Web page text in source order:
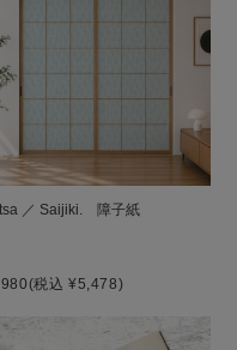
／ Saijiki. 障子紙
(税込 ¥5,478)